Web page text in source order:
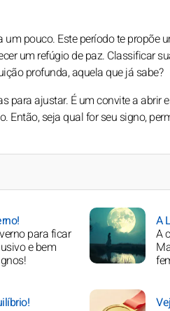
pouco. Este período te
um refúgio de paz. Classificar
profunda, aquela que já sabe?
para ajustar. É um convite a
Então, seja qual for seu signo,
para ficar
e bem
A
A